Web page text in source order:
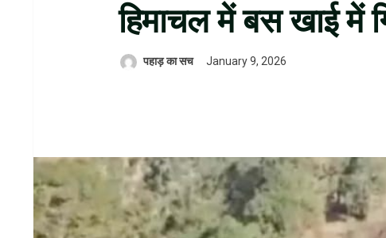
हिमाचल में बस खाई में
पहाड़ का सच January 9, 2026